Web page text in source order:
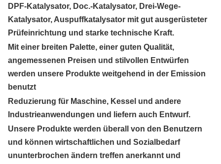
DPF-Katalysator, Doc.-Katalysator, Drei-Wege-
Katalysator, Auspuffkatalysator mit gut ausgerüsteter
Prüfeinrichtung und starke technische Kraft.
Mit einer breiten Palette, einer guten Qualität,
angemessenen Preisen und stilvollen Entwürfen
werden unsere Produkte weitgehend in der Emission
benutzt
Reduzierung für Maschine, Kessel und andere
Industrieanwendungen und liefern auch Entwurf.
Unsere Produkte werden überall von den Benutzern
und können wirtschaftlichen und Sozialbedarf
ununterbrochen ändern treffen anerkannt und